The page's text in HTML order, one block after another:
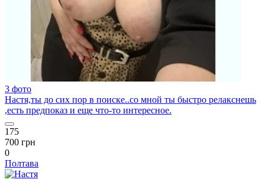
3 фото
Настя,ты до сих пор в поиске..со мной ты быстро релакснешь
,есть предпоказ и еще что-то интересное.
175
700 грн
0
Полтава